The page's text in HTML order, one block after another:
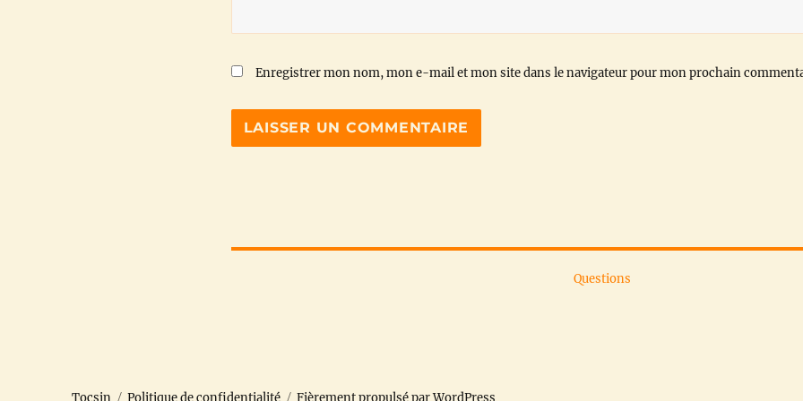
Enregistrer mon nom, mon e-mail et mon site dans le navigateur pour mon prochain
Questions
Tocsin Politique de confidentialité Fièrement propulsé par WordPress